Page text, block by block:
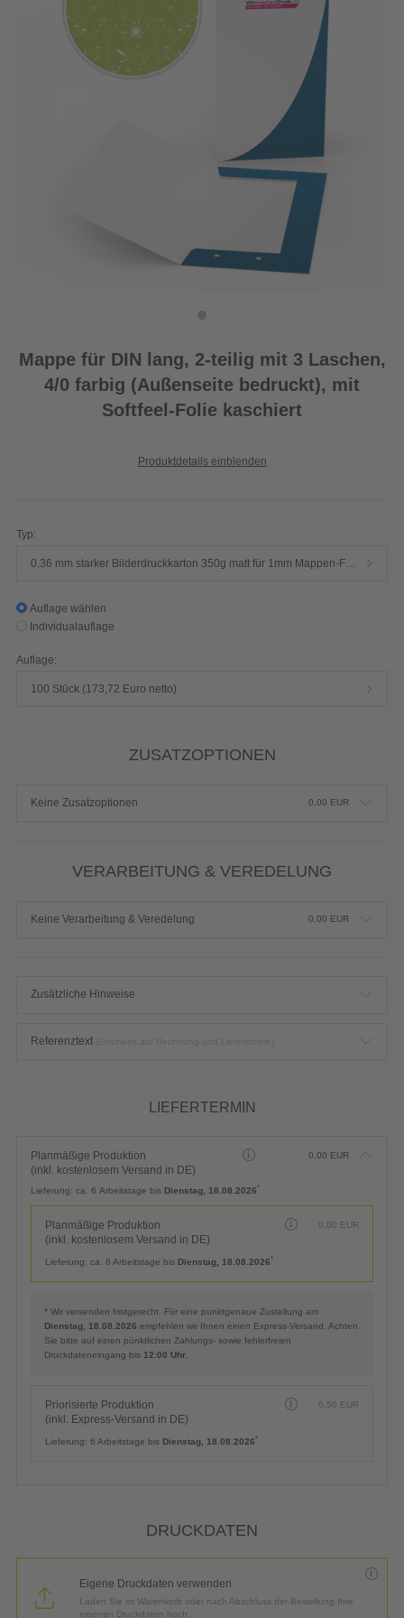
Mappe für DIN lang, 2-teilig mit 3 Laschen,
4/0 farbig (Außenseite bedruckt), mit
Softfeel-Folie kaschiert
Produktdetails einblenden
Typ:
Auflage wählen
Individualauflage
Auflage:
100 Stück (173,72 Euro netto)
ZUSATZOPTIONEN
Keine Zusatzoptionen 0,00 EUR
VERARBEITUNG & VEREDELUNG
Keine Verarbeitung & Veredelung 0,00 EUR
Zusätzliche Hinweise
Referenztext
LIEFERTERMIN
Planmäßige Produktion
(inkl. kostenlosem Versand in DE)
0,00 EUR
Lieferung: ca. 6 Arbeitstage bis Dienstag, 18.08.2026*
Planmäßige Produktion
(inkl. kostenlosem Versand in DE)
0,00 EUR
Lieferung: ca. 6 Arbeitstage bis Dienstag, 18.08.2026*
* Wir versenden fristgerecht. Für eine punktgenaue Zustellung am
Dienstag, 18.08.2026 empfehlen wir Ihnen einen Express-Versand. Achten
Sie bitte auf einen pünktlichen Zahlungs- sowie fehlerfreien
Druckdateneingang bis 12:00 Uhr
Priorisierte Produktion
(inkl. Express-Versand in DE)
6,50 EUR
Lieferung: 6 Arbeitstage bis Dienstag, 18.08.2026*
DRUCKDATEN
Eigene Druckdaten verwenden
Laden Sie im Warenkorb oder nach Abschluss der Bestellung Ihre
eigenen Druckdaten hoch.